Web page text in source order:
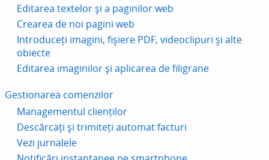
Editarea textelor și a paginilor web
Crearea de noi pagini web
Introduceți imagini, fișiere PDF, videoclipuri și alte
obiecte
Editarea imaginilor și aplicarea de filigrane
Gestionarea comenzilor
Managementul clienților
Descărcați și trimiteți automat facturi
Vezi jurnalele